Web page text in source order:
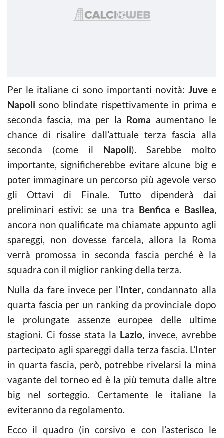
Per le italiane ci sono importanti novità: Juvee
Napoli sono blindate rispettivamente in prima e
seconda fascia, ma per la Roma aumentano le
chance di risalire dall’attuale terza fascia alla
seconda (come il Napoli). Sarebbe molto
importante, significherebbe evitare alcune big e
poter immaginare un percorso più agevole verso
gli Ottavi di Finale. Tutto dipenderà dai
preliminari estivi: se una tra Benfica e Basilea,
ancora non qualificate ma chiamate appunto agli
spareggi, non dovesse farcela, allora la Roma
verrà promossa in seconda fascia perché è la
squadra con il miglior ranking della terza.
Nulla da fare invece per l’Inter, condannato alla
quarta fascia per un ranking da provinciale dopo
le prolungate assenze europee delle ultime
stagioni. Ci fosse stata la Lazio, invece, avrebbe
partecipato agli spareggi dalla terza fascia. L’Inter
in quarta fascia, però, potrebbe rivelarsi la mina
vagante del torneo ed è la più temuta dalle altre
big nel sorteggio. Certamente le italiane la
eviteranno da regolamento.
Ecco il quadro (in corsivo e con l’asterisco le